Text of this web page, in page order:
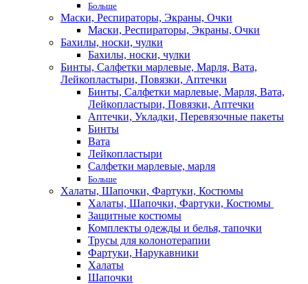
Больше
Маски, Респираторы, Экраны, Очки
Маски, Респираторы, Экраны, Очки
Бахилы, носки, чулки
Бахилы, носки, чулки
Бинты, Салфетки марлевые, Марля, Вата,
Лейкопластыри, Повязки, Аптечки
Бинты, Салфетки марлевые, Марля, Вата,
Лейкопластыри, Повязки, Аптечки
Аптечки, Укладки, Перевязочные пакеты
Бинты
Вата
Лейкопластыри
Салфетки марлевые, марля
Больше
Халаты, Шапочки, Фартуки, Костюмы
Халаты, Шапочки, Фартуки, Костюмы
Защитные костюмы
Комплекты одежды и белья, тапочки
Трусы для колонотерапии
Фартуки, Нарукавники
Халаты
Шапочки